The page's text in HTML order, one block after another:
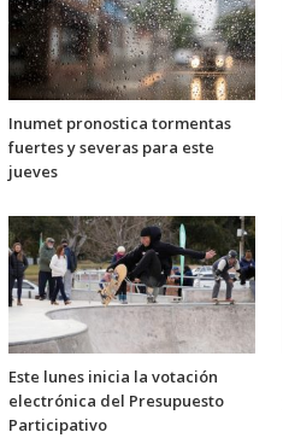
Inumet pronostica tormentas
fuertes y severas para este
jueves
Este lunes inicia la votación
electrónica del Presupuesto
Participativo